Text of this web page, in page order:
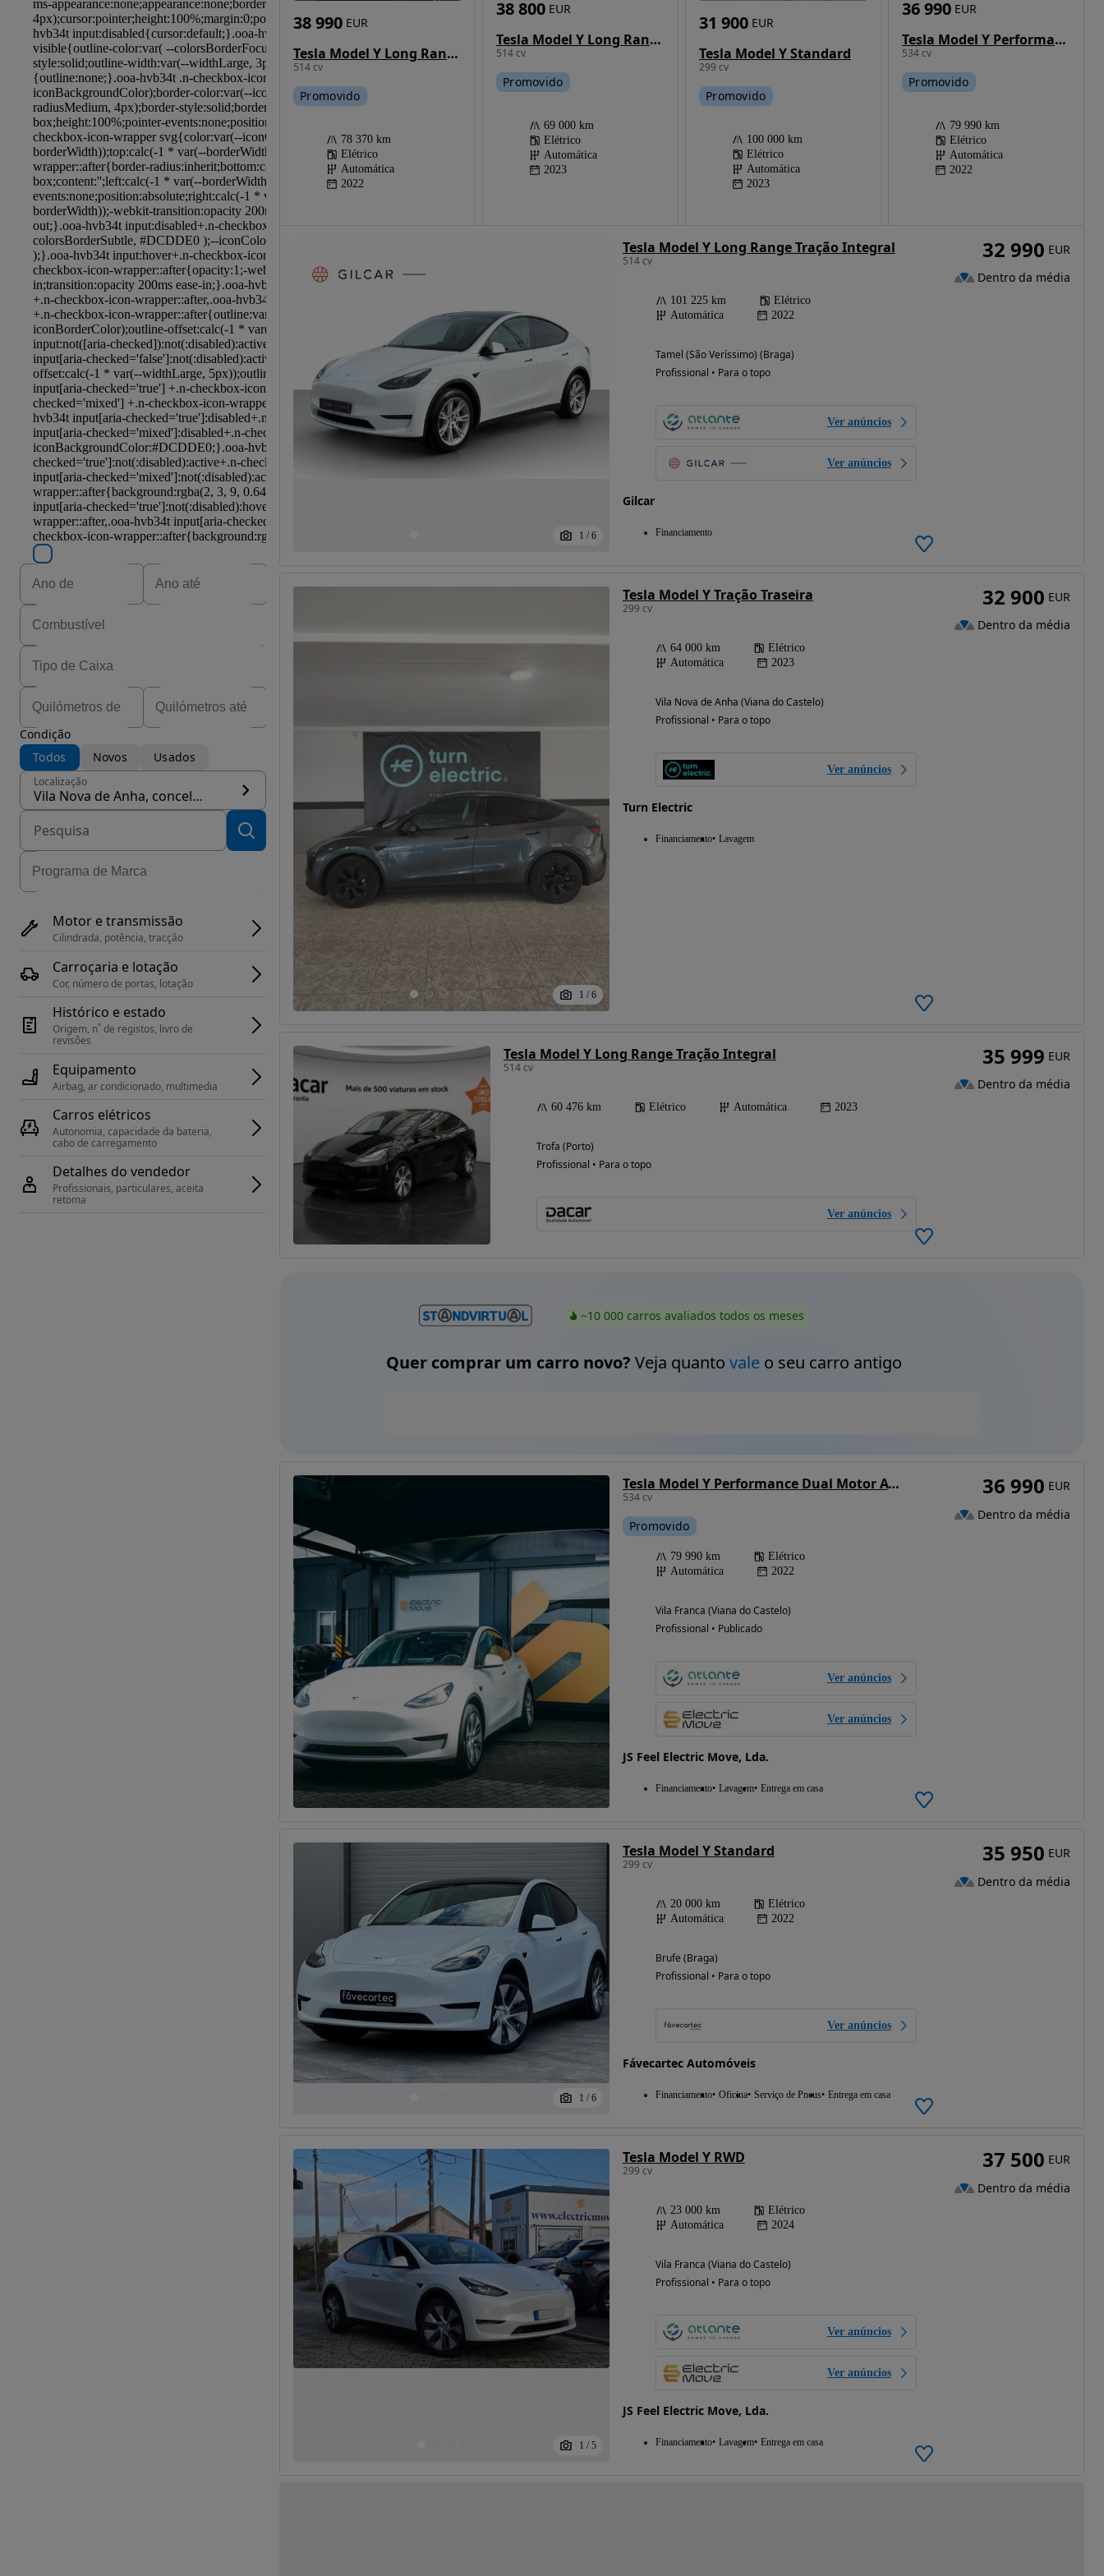
Condição
Todos
Novos Usados
Localização
Vila Nova de Anha, concelho Viana do Castelo
Motor e transmissão
Cilindrada, potência, tracção
Carroçaria e lotação
Cor, número de portas, lotação
Histórico e estado
Origem, n˚ de registos, livro de
revisões
Equipamento
Airbag, ar condicionado, multimedia
Carros elétricos
Autonomia, capacidade da bateria,
cabo de carregamento
Detalhes do vendedor
Profissionais, particulares, aceita
retoma
Tesla Model Y Long Range Dual Motor AWD
514 cv
38 990 EUR
Promovido
78 370 km
Elétrico
Automática
2022
Tesla Model Y Long Range Tração Integral
514 cv
38 800 EUR
Promovido
69 000 km
Elétrico
Automática
2023
Tesla Model Y Standard
299 cv
31 900 EUR
Promovido
100 000 km
Elétrico
Automática
2023
Tesla Model Y Performance Dual Motor AWD
534 cv
36 990 EUR
Promovido
79 990 km
Elétrico
Automática
2022
1 / 6
Tesla Model Y Long Range Tração Integral
514 cv
101 225 km
Elétrico
Automática
2022
Tamel (São Veríssimo) (Braga)
Profissional • Para o topo
Ver anúncios
Ver anúncios
Gilcar
Financiamento
32 990 EUR
Dentro da média
1 / 6
Tesla Model Y Tração Traseira
299 cv
64 000 km
Elétrico
Automática
2023
Vila Nova de Anha (Viana do Castelo)
Profissional • Para o topo
Ver anúncios
Turn Electric
Financiamento Lavagem
32 900 EUR
Dentro da média
Tesla Model Y Long Range Tração Integral
514 cv
60 476 km Elétrico Automática 2023
Trofa (Porto)
Profissional • Para o topo
Ver anúncios
35 999 EUR
Dentro da média
~10 000 carros avaliados todos os meses
Quer comprar um carro novo? Veja quanto valeo seu carro antigo
Tesla Model Y Performance Dual Motor AWD
534 cv
Promovido
79 990 km
Elétrico
Automática
2022
Vila Franca (Viana do Castelo)
Profissional • Publicado
Ver anúncios
Ver anúncios
JS Feel Electric Move, Lda.
Financiamento Lavagem Entrega em casa
36 990 EUR
Dentro da média
1 / 6
Tesla Model Y Standard
299 cv
20 000 km
Elétrico
Automática
2022
Brufe (Braga)
Profissional • Para o topo
Ver anúncios
Fávecartec Automóveis
Financiamento Oficina Serviço de Pneus Entrega em casa
35 950 EUR
Dentro da média
1 / 5
Tesla Model Y RWD
299 cv
23 000 km
Elétrico
Automática
2024
Vila Franca (Viana do Castelo)
Profissional • Para o topo
Ver anúncios
Ver anúncios
JS Feel Electric Move, Lda.
Financiamento Lavagem Entrega em casa
37 500 EUR
Dentro da média